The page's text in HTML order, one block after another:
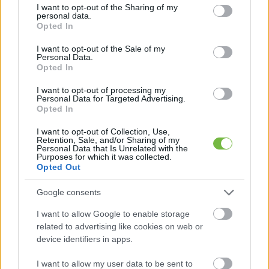
not limited to your visit or usage behaviour. You may click to
grant or deny consent to Google and its third-party tags to
use your data for below specified purposes in below Google
consent section.
I want to opt-out of the Sharing of my
personal data.
Opted In
I want to opt-out of the Sale of my
Personal Data.
Opted In
I want to opt-out of processing my
Personal Data for Targeted Advertising.
Opted In
I want to opt-out of Collection, Use,
Retention, Sale, and/or Sharing of my
Personal Data that Is Unrelated with the
Purposes for which it was collected.
Opted Out
Google consents
I want to allow Google to enable storage
related to advertising like cookies on web or
device identifiers in apps.
I want to allow my user data to be sent to
HÍREK
45 éves kor felett is, várólista
nélkül várja a párokat a kassai
meddőségi szanatórium
Keresés